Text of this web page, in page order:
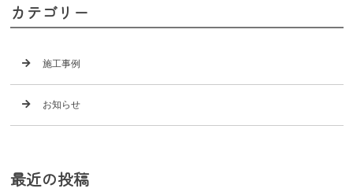
カテゴリー
施工事例
お知らせ
最近の投稿